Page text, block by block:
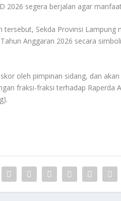
2026 segera berjalan agar
tersebut, Sekda Provinsi
Anggaran 2026 secara
oleh pimpinan sidang, dan
fraksi-fraksi terhadap Raperda